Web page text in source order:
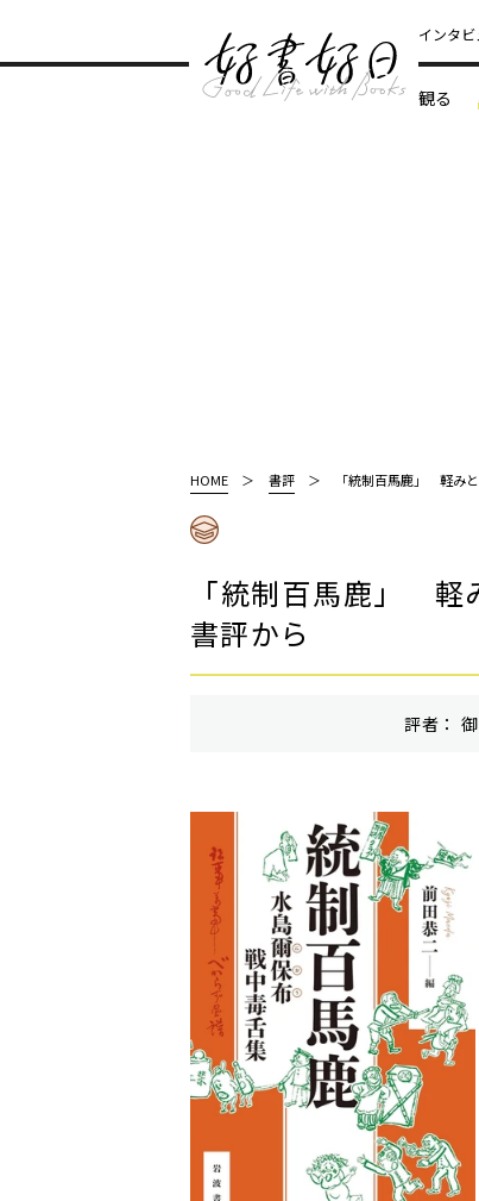
インタビ
観る
HOME 書評 「統制百馬鹿」 軽み
「統制百馬鹿」
書評から
評者：